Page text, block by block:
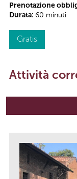
Prenotazione
Durata: 60 minuti
Gratis
Attività